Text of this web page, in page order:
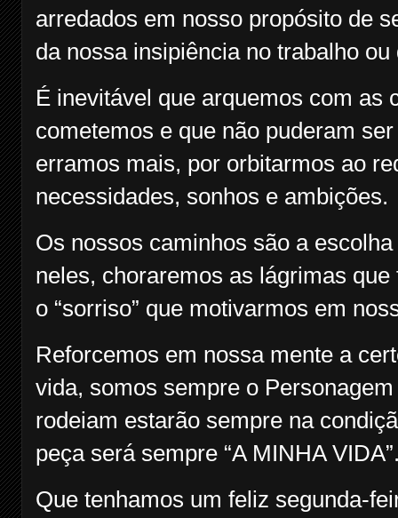
arredados em nosso propósito de
da nossa insipiência no trabalho
É inevitável que arquemos com as
cometemos e que não puderam
erramos mais, por orbitarmos ao
necessidades, sonhos e ambições.
Os nossos caminhos são a
neles, choraremos as lágrimas
o “sorriso” que motivarmos em
Reforcemos em nossa mente a
vida, somos sempre o
rodeiam estarão sempre na
peça será sempre “A MINHA
Que tenhamos um feliz segunda-